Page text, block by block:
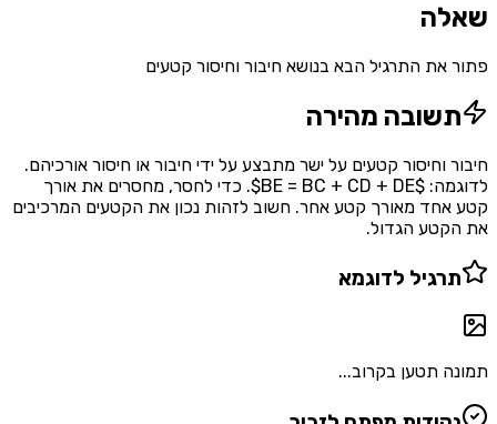
שאלה
פתור את התרגיל הבא בנושא חיבור וחיסור קטעים
תשובה מהירה
חיבור וחיסור קטעים על ישר מתבצע על ידי חיבור או חיסור אורכיהם.
לדוגמה: $BE = BC + CD + DE$. כדי לחסר, מחסרים את אורך
קטע אחד מאורך קטע אחר. חשוב לזהות נכון את הקטעים המרכיבים
את הקטע הגדול.
תרגיל לדוגמא
תמונה תטען בקרוב...